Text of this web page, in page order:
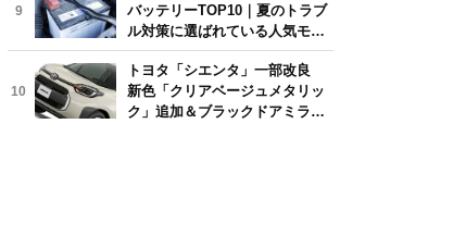
9
バッテリーTOP10｜夏のトラブ
ル対策に選ばれている人気モデ
ルは？【2026年6月版】
10
トヨタ「シエンタ」一部改良
新色「クリアベージュメタリッ
ク」追加＆ブラックドアミラー